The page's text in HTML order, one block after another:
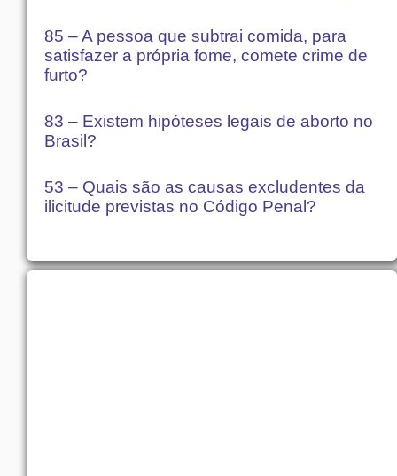
85 – A pessoa que subtrai comida, para
satisfazer a própria fome, comete crime de
furto?
83 – Existem hipóteses legais de aborto no
Brasil?
53 – Quais são as causas excludentes da
ilicitude previstas no Código Penal?